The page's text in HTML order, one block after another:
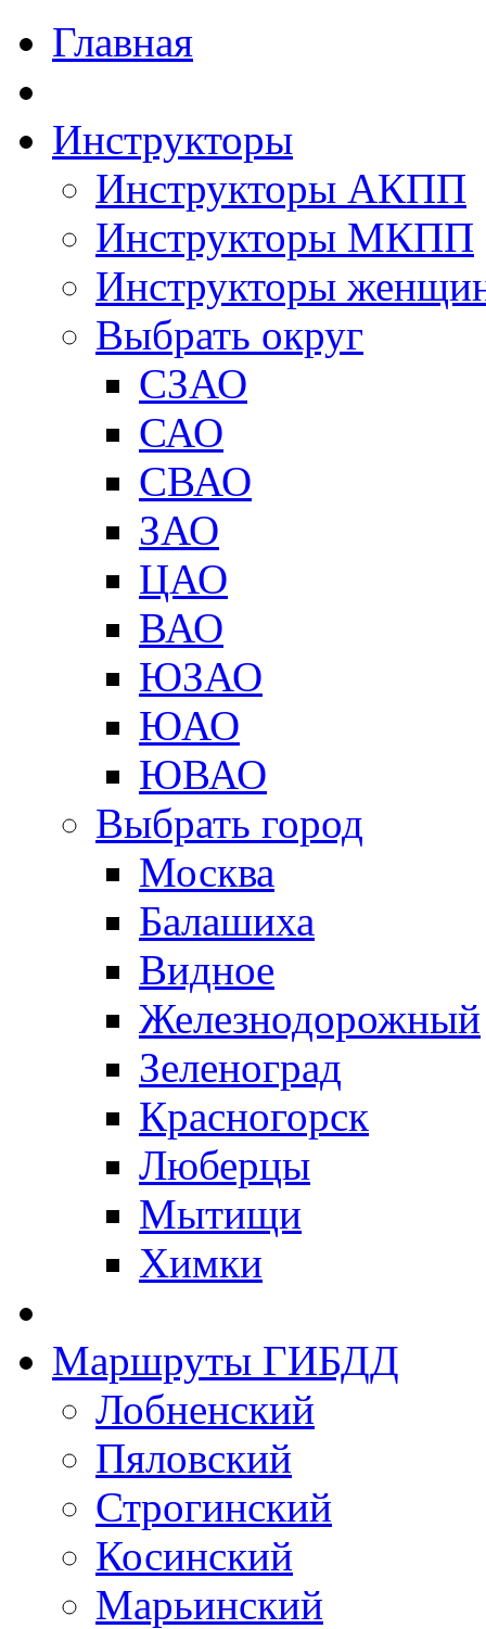
Главная
Инструкторы
Инструкторы АКПП
Инструкторы МКПП
Инструкторы
Выбрать округ
СЗАО
САО
СВАО
ЗАО
ЦАО
ВАО
ЮЗАО
ЮАО
ЮВАО
Выбрать город
Москва
Балашиха
Видное
Железнодорожный
Зеленоград
Красногорск
Люберцы
Мытищи
Химки
Маршруты ГИБДД
Лобненский
Пяловский
Строгинский
Косинский
Марьинский